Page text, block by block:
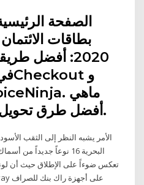
الصفحة
بطاقات
2020: أفضل
أفضل طرق تحويل العملة عند السفر؟.
الأمر يشبه النظر إلى الثقب
البحرية 16 نوعاً جديداً
تعكس ضوءاً على الإطلاق حيث أن